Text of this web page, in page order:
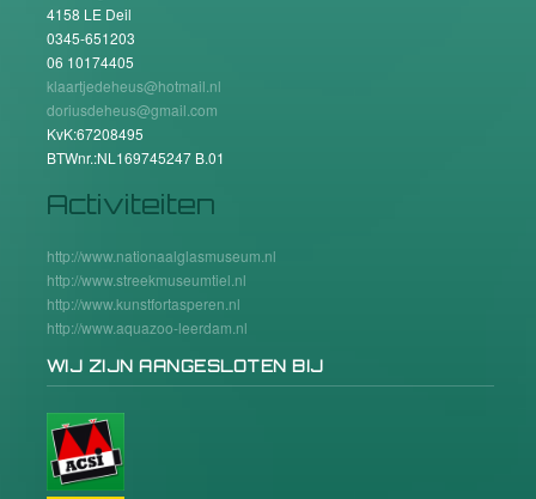
4158 LE Deil
0345-651203
06 10174405
klaartjedeheus@hotmail.nl
doriusdeheus@gmail.com
KvK:67208495
BTWnr.:NL169745247 B.01
Activiteiten
http://www.nationaalglasmuseum.nl
http://www.streekmuseumtiel.nl
http://www.kunstfortasperen.nl
http://www.aquazoo-leerdam.nl
WIJ ZIJN AANGESLOTEN BIJ